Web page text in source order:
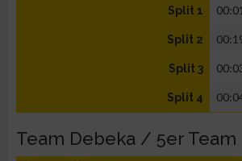
Split 1
Split 2
Split 3
Split 4
Team Debeka / 5er Team